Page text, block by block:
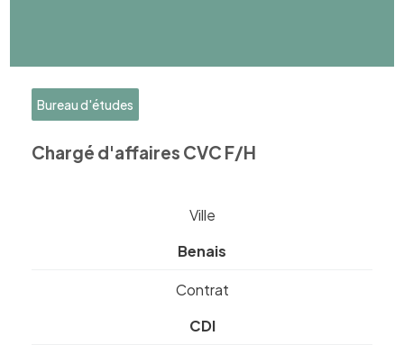
Bureau d'études
Chargé d'affaires CVC F/H
Ville
Benais
Contrat
CDI